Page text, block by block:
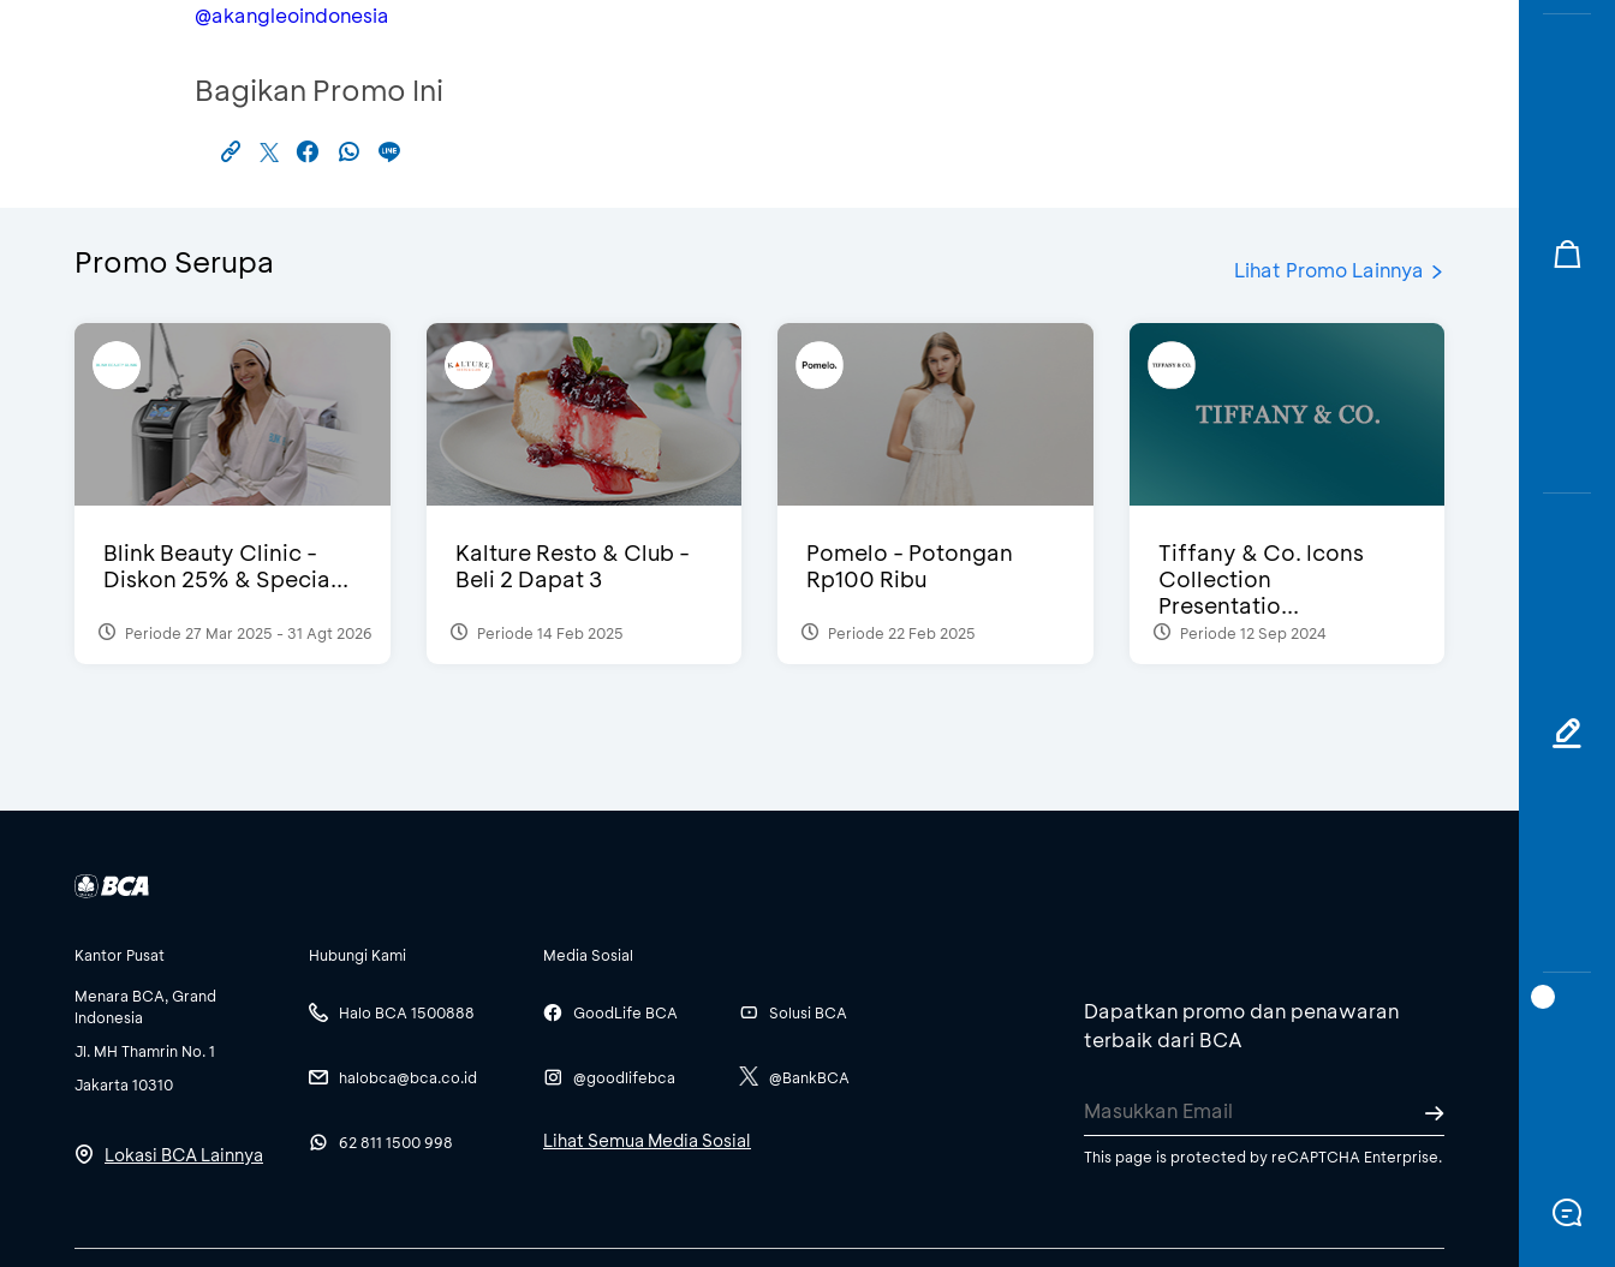
@akangleoindonesia
Bagikan Promo Ini
Promo Serupa Lihat Promo Lainnya
Blink Beauty Clinic -
Diskon 25% & Specia...
Periode 27 Mar 2025 - 31 Agt 2026
Kalture Resto & Club -
Beli 2 Dapat 3
Periode 14 Feb 2025
Pomelo - Potongan
Rp100 Ribu
Periode 22 Feb 2025
Tiffany & Co. Icons
Collection
Presentatio...
Periode 12 Sep 2024
Kantor Pusat
Menara BCA, Grand
Indonesia
Jl. MH Thamrin No. 1
Jakarta 10310
Lokasi BCA Lainnya
Hubungi Kami
Halo BCA 1500888
halobca@bca.co.id
62 811 1500 998
Media Sosial
GoodLife BCA
@goodlifebca
Solusi BCA
@BankBCA
Lihat Semua Media Sosial
Dapatkan promo dan penawaran
terbaik dari BCA
This page is protected by reCAPTCHA Enterprise.